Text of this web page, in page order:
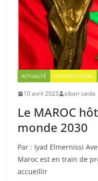
ACTUALITÉ INTERNATIONAL
10 avril 2023 sibari saida
Le MAROC
monde 2030
Par : Iyad Elmernissi
Maroc est en train de
accueillir